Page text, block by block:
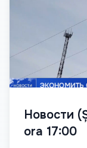
Новости
ora 17:00